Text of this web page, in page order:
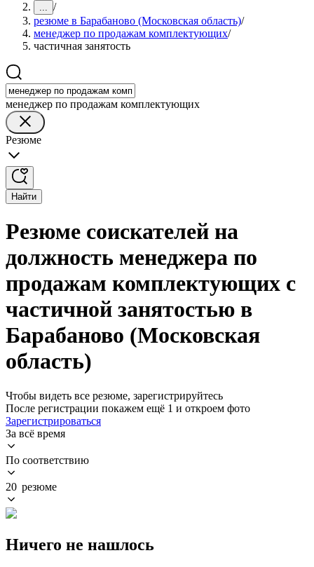
... /
резюме в Барабаново (Московская область)/
менеджер по продажам комплектующих/
частичная занятость
менеджер по продажам комплектующих
Резюме
Найти
Резюме соискателей на
должность менеджера по
продажам комплектующих с
частичной занятостью в
Барабаново (Московская
область)
Чтобы видеть все резюме, зарегистрируйтесь
После регистрации покажем ещё 1 и откроем фото
Зарегистрироваться
За всё время
По соответствию
20 резюме
Ничего не нашлось